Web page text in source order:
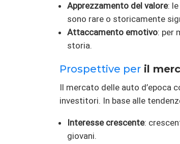
Apprezzamento del valore:
sono rare o storicamente
Attaccamento emotivo: per
storia.
Prospettive per il
Il mercato delle auto d’epoca
investitori. In base alle
Interesse crescente:
giovani.